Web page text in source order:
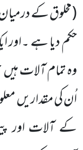
(مخلوق کے
حکم دیا ہے
وہ تمام آلات ہیں
اُن کی مقداریں
کے آلات اور